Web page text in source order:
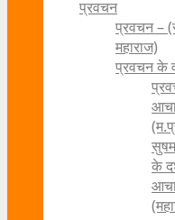
प्रवचन
प्रवचन –
महाराज)
प्रवचन के
के